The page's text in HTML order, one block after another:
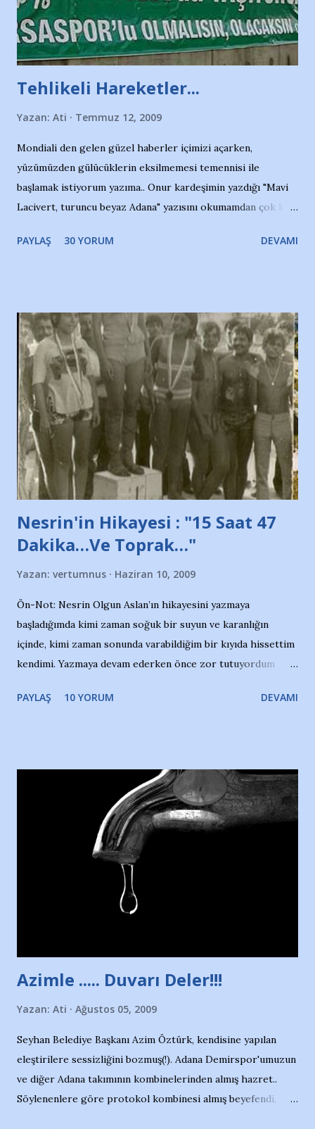
Tehlikeli Hareketler...
Yazan: Ati Temmuz 12, 2009
Mondiali den gelen güzel haberler içimizi açarken,
yüzümüzden gülücüklerin eksilmemesi temennisi ile
başlamak istiyorum yazıma.. Onur kardeşimin yazdığı "Mavi
Lacivert, turuncu beyaz Adana" yazısını okumamdan çok kısa
irkildim.. "Bursasporlu taraftarlar, İstanbul takımlarının
ve ürünlerini Bursa şehrinde görmek istemediklerini bir
protesto eylemiyle açıkladıklarını bildiriyordu.. Bu grup
adına açıklama yapan şahsı muhterem(!) ''Açık ve net olarak
söylüyoruz. Bu son uyarımızdır. Bunun yanısıra, bu takımlara
ait tanıtıcı ilanların asılmasına izin veren Bursa Büyükşehir
Belediyesi ile mağazaların bulunduğu alışveriş merkezlerini
de kınıyoruz'' diye de eklemiş .. Blogumuzda okuduğum bu
yazının hemen ardından bu habe...
PAYLAŞ 30 YORUM DEVAMI
Nesrin'in Hikayesi : "15 Saat 47
Dakika…Ve Toprak…"
Yazan: vertumnus Haziran 10, 2009
Ön-Not: Nesrin Olgun Aslan’ın hikayesini yazmaya
başladığımda kimi zaman soğuk bir suyun ve karanlığın
içinde, kimi zaman sonunda varabildiğim bir kıyıda hissettim
kendimi. Yazmaya devam ederken önce zor tutuyordum
Yazımı, ağlayarak bitirebildim ancak…Kendisinin web
Nesrin’in Hikayesi’ne başlıyorum… 1964 Adana Yüzme
havuzunun kenarında 7 yaşında kara kuru bir kız çocuğu
duruyor. Havuzun içinde Adana Demirspor Kulübü
yüzücüleri. Erkekler çoğunlukta. Küçük kız etrafına bakıyor.
Sadece 4 kız çocuğu var. Nesrin, Adana Demirspor’un 4
kızından biri oluyor o gün…Giriyor havuza. 1973 – 1975
Adana Nesrin, 16 yaşında. Yüzüyor. 7 yaşında girdiği
Türkiye 3.lüğü var. 17 yaşında mar...
PAYLAŞ 10 YORUM DEVAMI
Azimle ..... Duvarı Deler!!!
Yazan: Ati Ağustos 05, 2009
Seyhan Belediye Başkanı Azim Öztürk, kendisine yapılan
eleştirilere sessizliğini bozmuş(!). Adana Demirspor'umuzun
ve diğer Adana takımının kombinelerinden almış hazret..
Söylenenlere göre protokol kombinesi almış beyefendi,